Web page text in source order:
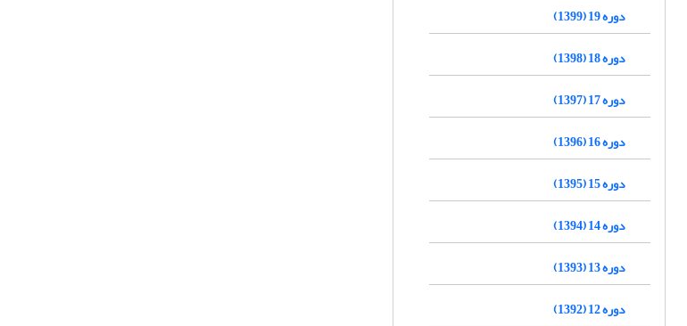
دوره 19 (1399)
دوره 18 (1398)
دوره 17 (1397)
دوره 16 (1396)
دوره 15 (1395)
دوره 14 (1394)
دوره 13 (1393)
دوره 12 (1392)